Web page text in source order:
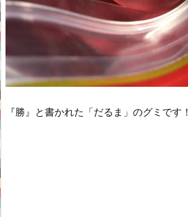
『勝』と書かれた「だるま」のグミです！